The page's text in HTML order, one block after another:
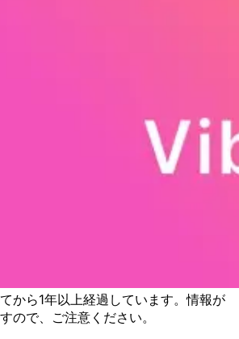
から1年以上経過しています。情報が
ので、ご注意ください。